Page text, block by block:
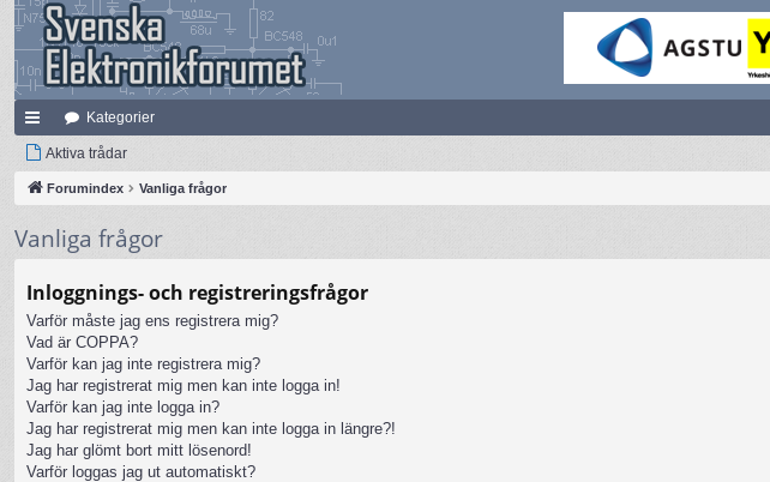
na
bb
nk
ar
Kategorier
Aktiva trådar
Forumindex Vanliga frågor
Vanliga frågor
Inloggnings- och registreringsfrågor
Varför måste jag ens registrera mig?
Vad är COPPA?
Varför kan jag inte registrera mig?
Jag har registrerat mig men kan inte logga in!
Varför kan jag inte logga in?
Jag har registrerat mig men kan inte logga in längre?!
Jag har glömt bort mitt lösenord!
Varför loggas jag ut automatiskt?